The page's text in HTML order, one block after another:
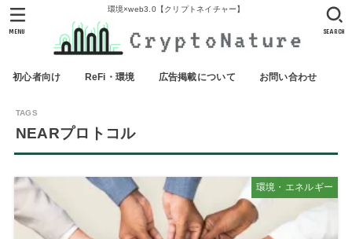
環境×web3.0【クリプトネイチャー】
初心者向け ReFi・環境 広告掲載について お問い合わせ
SEARCH
MENU
NEARプロトコル
環境・エネルギー